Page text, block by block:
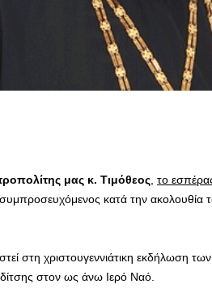
μας κ. Τιμόθεος το
συμπροσευχόμενος κατά την
στη χριστουγεννιάτικη εκδήλωση
στον ως άνω Ιερό Ναό.